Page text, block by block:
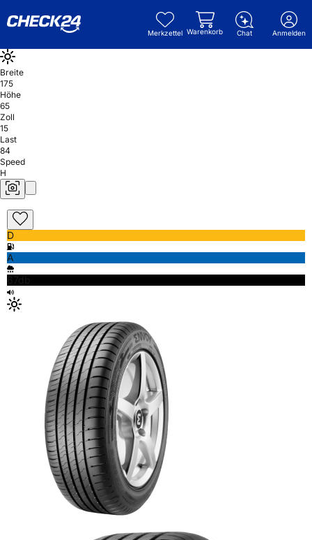
Merkzettel Warenkorb Chat Anmelden
Breite
175
Höhe
65
Zoll
15
Last
84
Speed
H
D
A
67db